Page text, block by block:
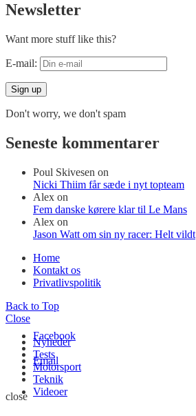
Newsletter
Want more stuff like this?
E-mail:
Don't worry, we don't spam
Seneste kommentarer
Poul Skivesen on
Nicki Thiim får sæde i nyt topteam
Alex on
Fem danske kørere klar til Le Mans
Alex on
Jason Watt om sin ny racer: Helt vildt
Home
Kontakt os
Privatlivspolitik
Back to Top
Close
Nyheder
Tests
Motorsport
Teknik
Videoer
Facebook
Email
close